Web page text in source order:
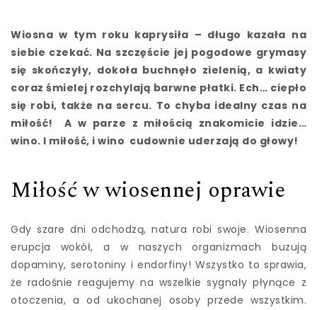
Wiosna w tym roku kaprysiła – długo kazała na
siebie czekać. Na szczęście jej pogodowe grymasy
się skończyły, dokoła buchnęło zielenią, a kwiaty
coraz śmielej rozchylają barwne płatki. Ech… ciepło
się robi, także na sercu. To chyba idealny czas na
miłość! A w parze z miłością znakomicie idzie…
wino. I miłość, i wino cudownie uderzają do głowy!
Miłość w wiosennej oprawie
Gdy szare dni odchodzą, natura robi swoje. Wiosenna
erupcja wokół, a w naszych organizmach buzują
dopaminy, serotoniny i endorfiny! Wszystko to sprawia,
że radośnie reagujemy na wszelkie sygnały płynące z
otoczenia, a od ukochanej osoby przede wszystkim.